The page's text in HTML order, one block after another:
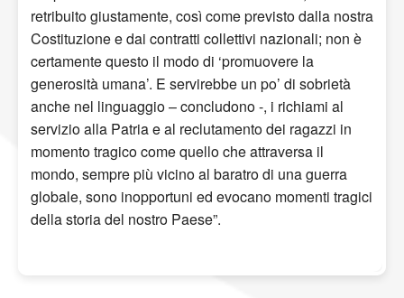
retribuito giustamente, così come previsto dalla nostra
Costituzione e dai contratti collettivi nazionali; non è
certamente questo il modo di ‘promuovere la
generosità umana’. E servirebbe un po’ di sobrietà
anche nel linguaggio – concludono -, i richiami al
servizio alla Patria e al reclutamento dei ragazzi in
momento tragico come quello che attraversa il
mondo, sempre più vicino al baratro di una guerra
globale, sono inopportuni ed evocano momenti tragici
della storia del nostro Paese”.